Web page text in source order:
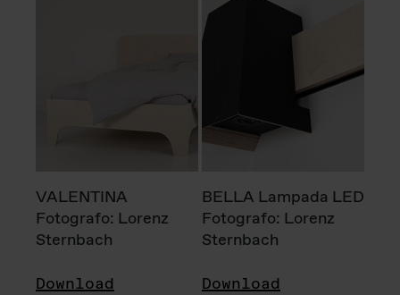
VALENTINA
Fotografo: Lorenz
Sternbach
Download
BELLA Lampada LED
Fotografo: Lorenz
Sternbach
Download